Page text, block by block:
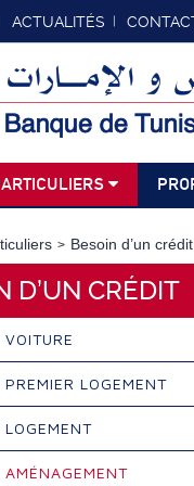
ACTUALITÉS
Besoin d’un crédit
D’UN CRÉDIT
PREMIER LOGEMENT
LOGEMENT
AMÉNAGEMENT